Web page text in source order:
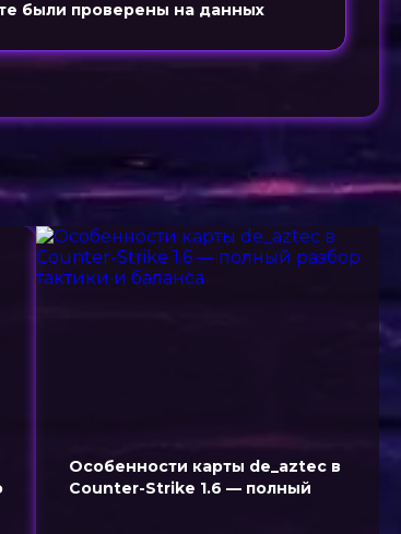
были проверены на данных
Особенности карты de_aztec в
Counter-Strike 1.6 — полный